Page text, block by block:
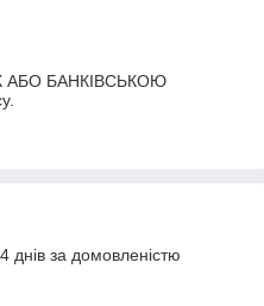
АБО БАНКІВСЬКОЮ
днів за домовленістю